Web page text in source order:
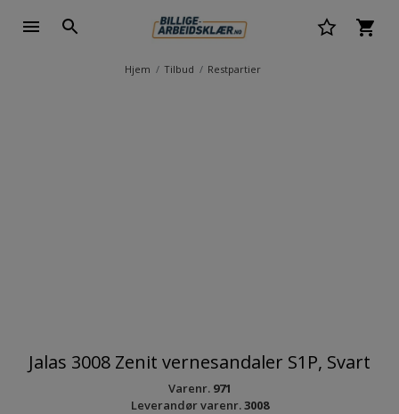
Hjem Tilbud Restpartier
Jalas 3008 Zenit vernesandaler S1P, Svart
Varenr. 971
Leverandør varenr.3008